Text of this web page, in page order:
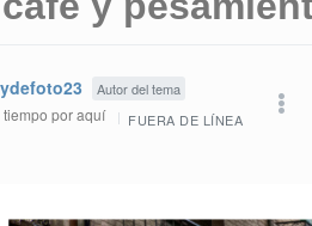
Autor del tema
tiempo por aquí FUERA DE LÍNEA